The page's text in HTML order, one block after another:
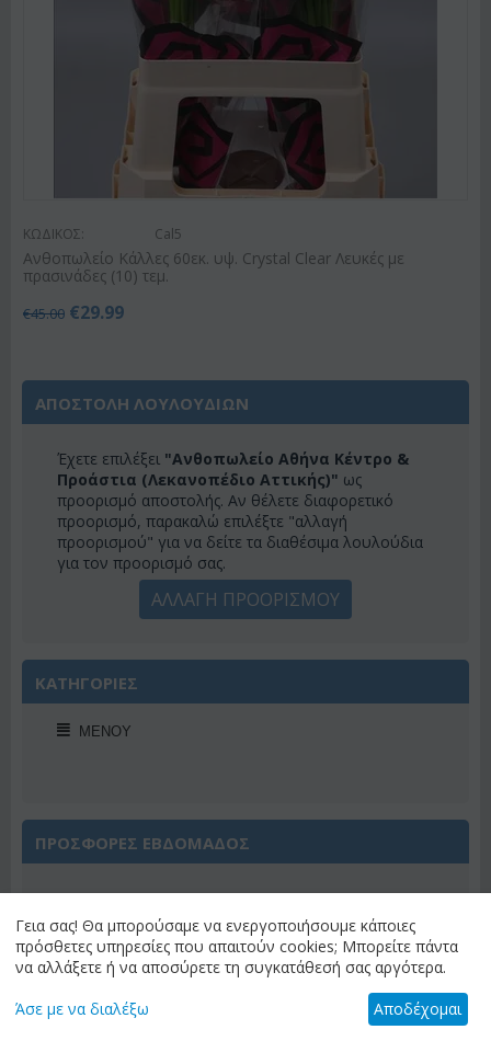
ΚΩΔΙΚΟΣ: Cal5
Ανθοπωλείο Κάλλες 60εκ. υψ. Crystal Clear Λευκές με
πρασινάδες (10) τεμ.
€45.00 €29.99
ΑΠΟΣΤΟΛΗ ΛΟΥΛΟΥΔΙΩΝ
Έχετε επιλέξει "Ανθοπωλείο Αθήνα Κέντρο &
Προάστια (Λεκανοπέδιο Αττικής)" ως
προορισμό αποστολής. Αν θέλετε διαφορετικό
προορισμό, παρακαλώ επιλέξτε "αλλαγή
προορισμού" για να δείτε τα διαθέσιμα λουλούδια
για τον προορισμό σας.
ΑΛΛΑΓΗ ΠΡΟΟΡΙΣΜΟΥ
ΚΑΤΗΓΟΡΙΕΣ
ΜΕΝΟΎ
ΠΡΟΣΦΟΡΕΣ ΕΒΔΟΜΑΔΟΣ
Έκπτωση 22%
Γεια σας! Θα μπορούσαμε να ενεργοποιήσουμε κάποιες
πρόσθετες υπηρεσίες που απαιτούν cookies; Μπορείτε πάντα
να αλλάξετε ή να αποσύρετε τη συγκατάθεσή σας αργότερα.
Άσε με να διαλέξω Αποδέχομαι